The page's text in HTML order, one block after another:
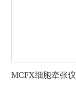
MCFX细胞牵张仪